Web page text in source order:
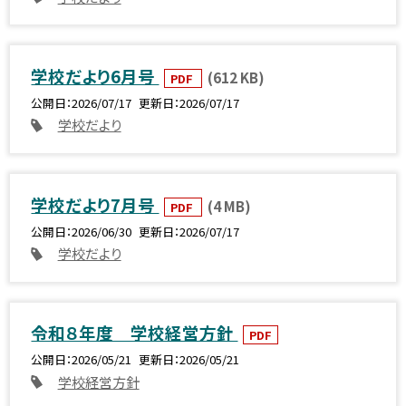
学校だより6月号 PDF (612 KB)
公開日 2026/07/17 更新日 2026/07/17
学校だより
学校だより7月号 PDF (4 MB)
公開日 2026/06/30 更新日 2026/07/17
学校だより
令和８年度 学校経営方針
PDF
公開日 2026/05/21 更新日 2026/05/21
学校経営方針